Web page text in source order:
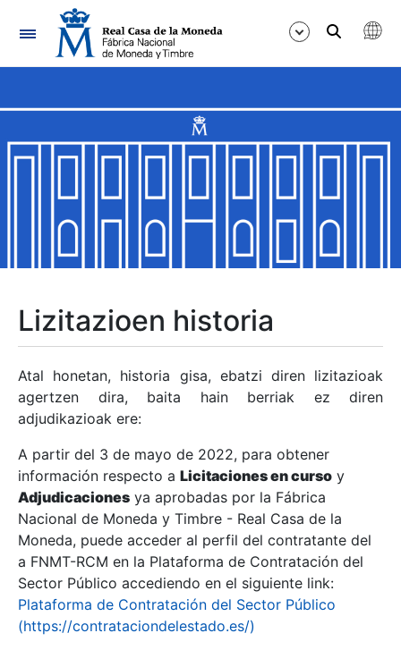
Nabigazioa
Erakutsi/Ezkutatu
Erakutsi/Ezkutatu
Erakutsi/Ezkutatu
Erakutsi/Ezkutatu
Erakutsi/Ezkutatu
Erakutsi/Ezkutatu
Erakutsi/Ezkutatu
Lizitazioen historia
Atal honetan, historia gisa, ebatzi diren lizitazioak
agertzen dira, baita hain berriak ez diren
adjudikazioak ere:
A partir del 3 de mayo de 2022, para obtener
información respecto a Licitaciones en curso y
Adjudicaciones ya aprobadas por la Fábrica
Nacional de Moneda y Timbre - Real Casa de la
Moneda, puede acceder al perfil del contratante del
a FNMT-RCM en la Plataforma de Contratación del
Sector Público accediendo en el siguiente link:
Plataforma de Contratación del Sector Público
(https://contrataciondelestado.es/)